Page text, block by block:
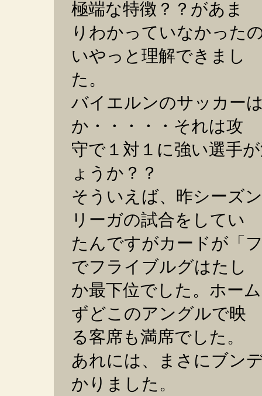
極端な特徴？？があま
りわかっていなかった
いやっと理解できまし
た。
バイエルンのサッカー
か・・・・・それは攻
守で１対１に強い選手
ょうか？？
そういえば、昨シーズ
リーガの試合をしてい
たんですがカードが「
でフライブルグはたし
か最下位でした。ホー
ずどこのアングルで映
る客席も満席でした。
あれには、まさにブン
かりました。